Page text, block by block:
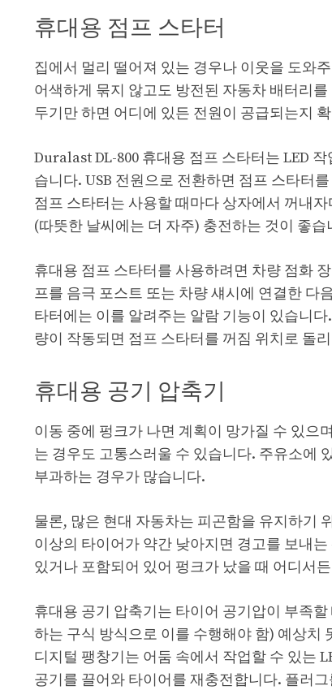
휴대용 점프 스타터
집에서 멀리 떨어져 있는 경우나 이웃을 도와
어색하게 묶지 않고도 방전된 자동차 배터리
두기만 하면 어디에 있든 전원이 공급되는지
Duralast DL-800 휴대용 점프 스타터는 LED
습니다. USB 전원으로 전환하면 점프 스타터
점프 스타터는 사용할 때마다 상자에서 꺼내
(따뜻한 날씨에는 더 자주) 충전하는 것이 좋습
휴대용 점프 스타터를 사용하려면 차량 점화
프를 음극 포스트 또는 차량 섀시에 연결한 다
타터에는 이를 알려주는 알람 기능이 있습니
량이 작동되면 점프 스타터를 꺼짐 위치로 돌
휴대용 공기 압축기
이동 중에 펑크가 나면 계획이 망가질 수 있으
는 경우도 고통스러울 수 있습니다. 주유소에
부과하는 경우가 많습니다.
물론, 많은 현대 자동차는 피곤함을 유지하기
이상의 타이어가 약간 낮아지면 경고를 보내
있거나 포함되어 있어 펑크가 났을 때 어디서
휴대용 공기 압축기는 타이어 공기압이 부족
하는 구식 방식으로 이를 수행해야 함) 예상치
디지털 팽창기는 어둠 속에서 작업할 수 있는
공기를 끌어와 타이어를 재충전합니다. 플러